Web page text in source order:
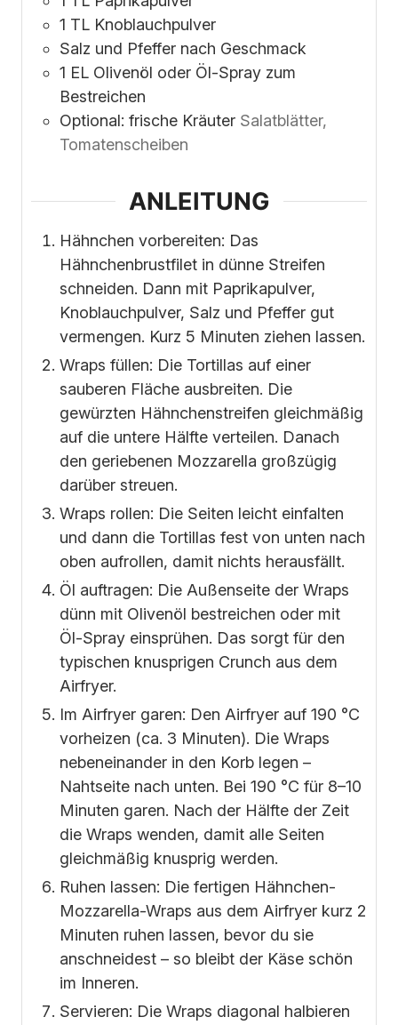
1 TL Knoblauchpulver
Salz und Pfeffer nach Geschmack
1 EL Olivenöl oder Öl-Spray zum
Bestreichen
Optional: frische Kräuter Salatblätter,
Tomatenscheiben
ANLEITUNG
Hähnchen vorbereiten: Das
Hähnchenbrustfilet in dünne Streifen
schneiden. Dann mit Paprikapulver,
Knoblauchpulver, Salz und Pfeffer gut
vermengen. Kurz 5 Minuten ziehen lassen.
Wraps füllen: Die Tortillas auf einer
sauberen Fläche ausbreiten. Die
gewürzten Hähnchenstreifen gleichmäßig
auf die untere Hälfte verteilen. Danach
den geriebenen Mozzarella großzügig
darüber streuen.
Wraps rollen: Die Seiten leicht einfalten
und dann die Tortillas fest von unten nach
oben aufrollen, damit nichts herausfällt.
Öl auftragen: Die Außenseite der Wraps
dünn mit Olivenöl bestreichen oder mit
Öl-Spray einsprühen. Das sorgt für den
typischen knusprigen Crunch aus dem
Airfryer.
Im Airfryer garen: Den Airfryer auf 190 °C
vorheizen (ca. 3 Minuten). Die Wraps
nebeneinander in den Korb legen –
Nahtseite nach unten. Bei 190 °C für 8–10
Minuten garen. Nach der Hälfte der Zeit
die Wraps wenden, damit alle Seiten
gleichmäßig knusprig werden.
Ruhen lassen: Die fertigen Hähnchen-
Mozzarella-Wraps aus dem Airfryer kurz 2
Minuten ruhen lassen, bevor du sie
anschneidest – so bleibt der Käse schön
im Inneren.
Servieren: Die Wraps diagonal halbieren